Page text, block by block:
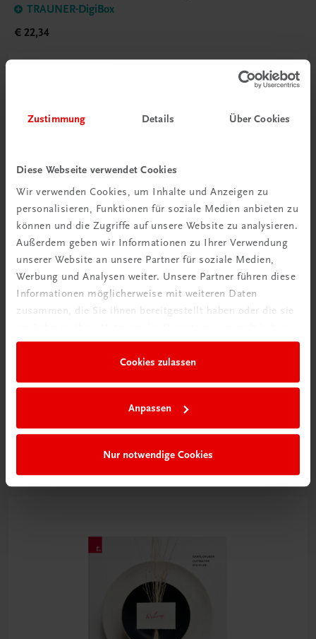
Zustimmung Details Über Cookies
Diese Webseite verwendet Cookies
Wir verwenden Cookies, um Inhalte und Anzeigen zu
personalisieren, Funktionen für soziale Medien anbieten zu
können und die Zugriffe auf unsere Website zu analysieren.
Außerdem geben wir Informationen zu Ihrer Verwendung
unserer Website an unsere Partner für soziale Medien,
Werbung und Analysen weiter. Unsere Partner führen diese
Informationen möglicherweise mit weiteren Daten
zusammen, die Sie ihnen bereitgestellt haben oder die sie
Cookies zulassen
Anpassen
Nur notwendige Cookies
TRAUNER-DigiBox
€ 22,34
Die Kaffeekenner
€ 19,90
E-Books